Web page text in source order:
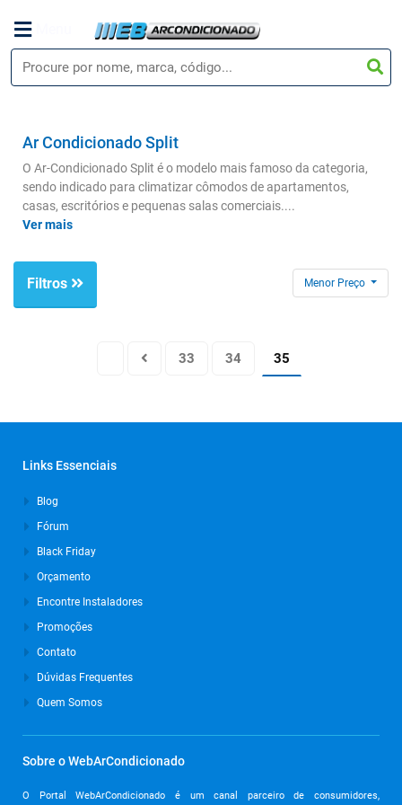
Ar Condicionado Split
O Ar-Condicionado Split é o modelo mais famoso da categoria,
sendo indicado para climatizar cômodos de apartamentos,
casas, escritórios e pequenas salas comerciais....
Ver mais
Filtros Menor Preço
33 34 35
Links Essenciais
Blog
Fórum
Black Friday
Orçamento
Encontre Instaladores
Promoções
Contato
Dúvidas Frequentes
Quem Somos
Sobre o WebArCondicionado
O Portal WebArCondicionado é um canal parceiro de consumidores,